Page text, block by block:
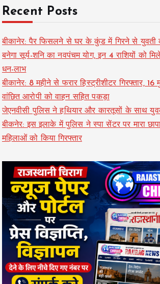
Recent Posts
बीकानेर: पैर फिसलने से घर के कुंड में गिरने से युवती
बनेगा सूर्य-शनि का नवपंचम योग, इन 4 राशियों को
धन-लाभ
बीकानेर: 8 महीने से फरार हिस्ट्रीशीटर गिरफ्तार, 16
वांछित आरोपी को वाहन सहित पकड़ा
जेएनवीसी पुलिस ने हथियार और कारतूसों के साथ
बीकनेर: इस इलाके में पुलिस ने स्पा सेंटर पर मारा
महिलाओं को किया गिरफ्तार